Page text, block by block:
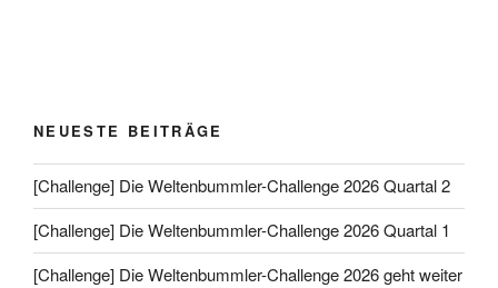
NEUESTE BEITRÄGE
[Challenge] Die Weltenbummler-Challenge 2026 Quartal 2
[Challenge] Die Weltenbummler-Challenge 2026 Quartal 1
[Challenge] Die Weltenbummler-Challenge 2026 geht weiter